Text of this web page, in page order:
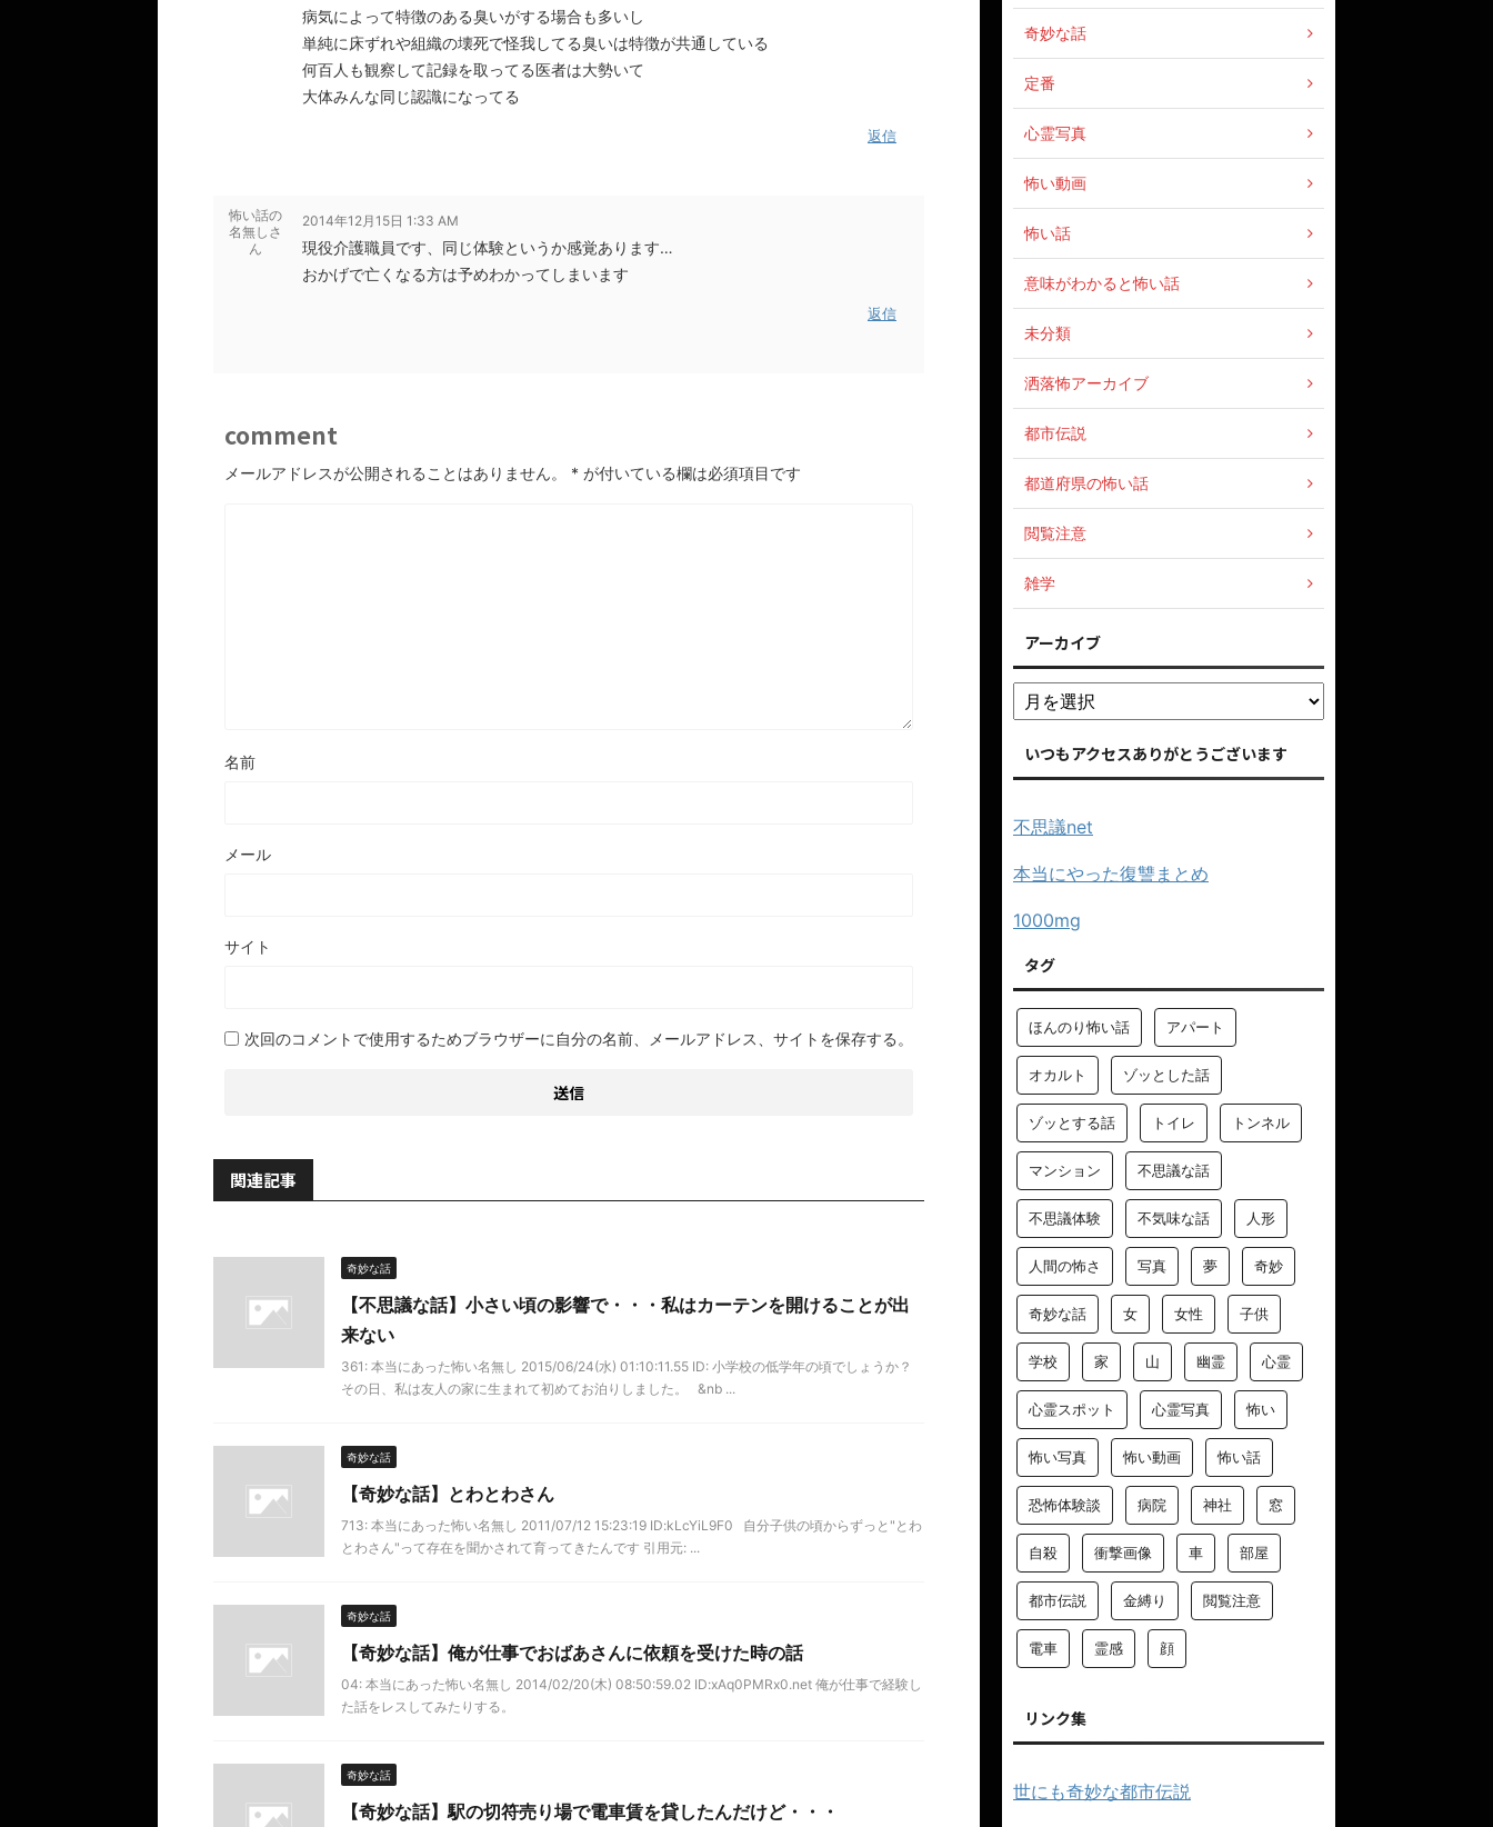
病気によって特徴のある臭いがする場合も多いし
単純に床ずれや組織の壊死で怪我してる臭いは特徴が共通している
何百人も観察して記録を取ってる医者は大勢いて
大体みんな同じ認識になってる
返信
怖い話の
名無しさ
ん
2014年12月15日 1:33 AM
現役介護職員です、同じ体験というか感覚あります…
おかげで亡くなる方は予めわかってしまいます
返信
comment
メールアドレスが公開されることはありません。 * が付いている欄は必須項目です
名前
メール
サイト
次回のコメントで使用するためブラウザーに自分の名前、メールアドレス、サイトを保存する。
関連記事
奇妙な話
【不思議な話】小さい頃の影響で・・・私はカーテンを開けることが出
来ない
361: 本当にあった怖い名無し 2015/06/24(水) 01:10:11.55 ID: 小学校の低学年の頃でしょうか？
その日、私は友人の家に生まれて初めてお泊りしました。 &nb ...
奇妙な話
【奇妙な話】とわとわさん
713: 本当にあった怖い名無し 2011/07/12 15:23:19 ID:kLcYiL9F0 自分子供の頃からずっと"とわ
とわさん"って存在を聞かされて育ってきたんです 引用元: ...
奇妙な話
【奇妙な話】俺が仕事でおばあさんに依頼を受けた時の話
04: 本当にあった怖い名無し 2014/02/20(木) 08:50:59.02 ID:xAq0PMRx0.net 俺が仕事で経験し
た話をレスしてみたりする。
奇妙な話
【奇妙な話】駅の切符売り場で電車賃を貸したんだけど・・・
奇妙な話
定番
心霊写真
怖い動画
怖い話
意味がわかると怖い話
未分類
洒落怖アーカイブ
都市伝説
都道府県の怖い話
閲覧注意
雑学
アーカイブ
いつもアクセスありがとうございます
不思議net
本当にやった復讐まとめ
1000mg
タグ
ほんのり怖い話 アパート
オカルト ゾッとした話
ゾッとする話 トイレ トンネル
マンション 不思議な話
不思議体験 不気味な話 人形
人間の怖さ 写真 夢 奇妙
奇妙な話 女 女性 子供
学校 家 山 幽霊 心霊
心霊スポット 心霊写真 怖い
怖い写真 怖い動画 怖い話
恐怖体験談 病院 神社 窓
自殺 衝撃画像 車 部屋
都市伝説 金縛り 閲覧注意
電車 霊感 顔
リンク集
世にも奇妙な都市伝説